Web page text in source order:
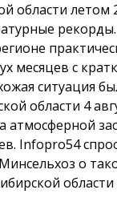
области летом
месяцев с
ситуация
области 4
атмосферной
Infopro54
о